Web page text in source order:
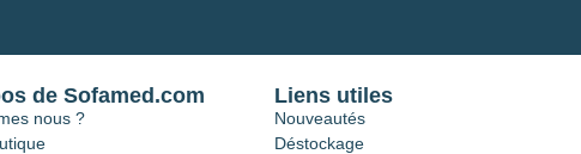
de Sofamed.com
nous ?
Liens utiles
Nouveautés
Déstockage